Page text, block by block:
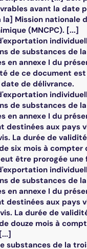
avant la date
Mission nationale
(MNCPC). [...]
de substances de
en annexe I du
de ce document est
de délivrance.
de substances de
en annexe I du
destinées aux pays
La durée de
six mois à compter
être prorogée une
de substances de
en annexe I du
destinées aux pays
La durée de
douze mois à
substances de la